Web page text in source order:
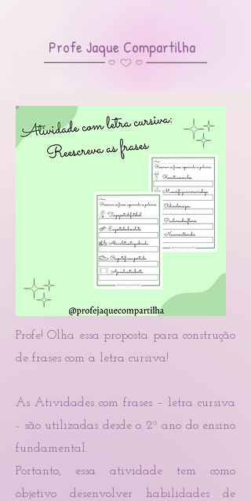
Profe Jaque Compartilha
Profe! Olha essa proposta para construção
de frases com a letra cursiva!
As Atividades com frases – letra cursiva
- são utilizadas desde o 2º ano do ensino
fundamental.
Portanto, essa atividade tem como
objetivo desenvolver habilidades de